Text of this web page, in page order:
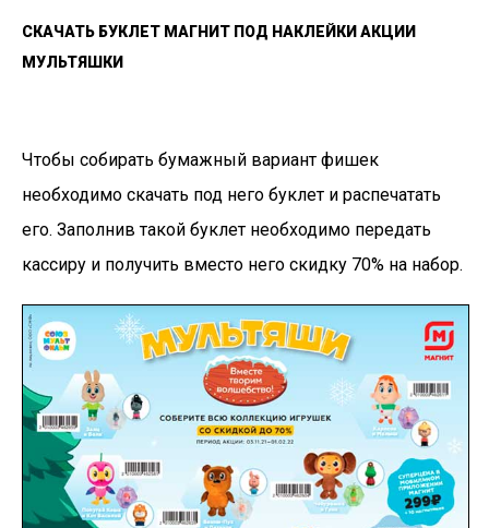
СКАЧАТЬ БУКЛЕТ МАГНИТ ПОД НАКЛЕЙКИ АКЦИИ
МУЛЬТЯШКИ
Чтобы собирать бумажный вариант фишек
необходимо скачать под него буклет и распечатать
его. Заполнив такой буклет необходимо передать
кассиру и получить вместо него скидку 70% на набор.